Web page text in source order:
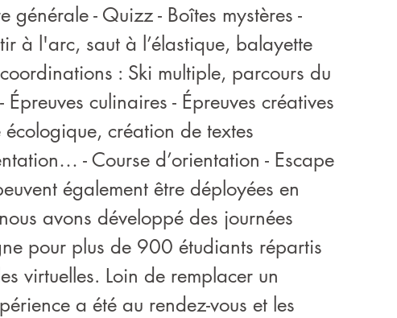
générale - Quizz - Boîtes mystères -
à l'arc, saut à l’élastique, balayette
: Ski multiple, parcours du
culinaires - Épreuves créatives
création de textes
- Course d’orientation - Escape
également être déployées en
avons développé des journées
pour plus de 900 étudiants répartis
virtuelles. Loin de remplacer un
a été au rendez-vous et les